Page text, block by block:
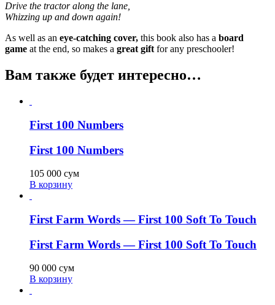
Drive the tractor along the lane,
Whizzing up and down again!
As well as an eye-catching cover, this book also has a board
game at the end, so makes a great gift for any preschooler!
Вам также будет интересно…
First 100 Numbers
First 100 Numbers
105 000 сум
В корзину
First Farm Words — First 100 Soft To Touch
First Farm Words — First 100 Soft To Touch
90 000 сум
В корзину